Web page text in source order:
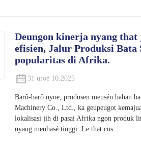
Deungon kinerja nyang
efisien, Jalur Produksi Bata
popularitas di Afrika.
31 uroë 10.2025
Barô-barô nyoe, produsen meusén bahan
Machinery Co., Ltd., ka geupeugot
lokalisasi jih di pasai Afrika ngon produk
nyang meuhasé tinggi. Le that cus...